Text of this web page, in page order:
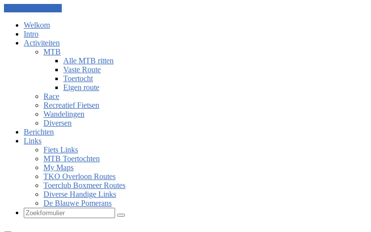
Welkom
Intro
Activiteiten
MTB
Alle MTB ritten
Vaste Route
Toertocht
Eigen route
Race
Recreatief Fietsen
Wandelingen
Diversen
Berichten
Links
Fiets Links
MTB Toertochten
My Maps
TKO Overloon Routes
Toerclub Boxmeer Routes
Diverse Handige Links
De Blauwe Pomerans
Zoeken